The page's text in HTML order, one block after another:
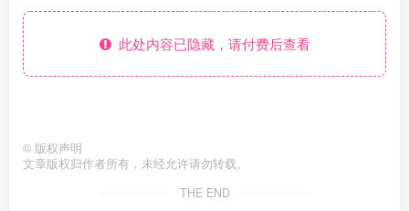
此处内容已隐藏，请付费后查看
© 版权声明
文章版权归作者所有，未经允许请勿转载。
THE END